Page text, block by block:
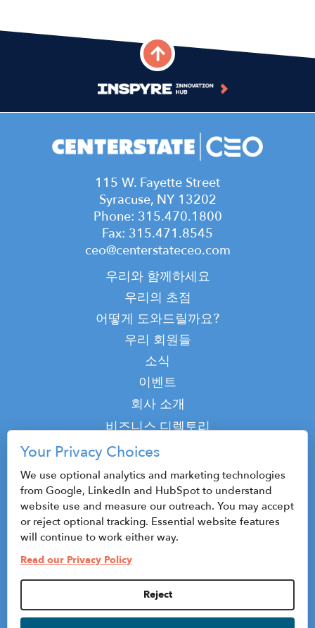
115 W. Fayette Street
Syracuse, NY 13202
Phone: 315.470.1800
Fax: 315.471.8545
ceo@centerstateceo.com
우리와 함께하세요
우리의 초점
어떻게 도와드릴까요?
우리 회원들
소식
이벤트
Top
회사 소개
비즈니스 디렉토리
팟캐스트
연락하다
© 2026 CenterState CEO
개인정보 보호정책 및 이용약관
Privacy Settings
Your Privacy Choices
We use optional analytics and marketing technologies
from Google, LinkedIn and HubSpot to understand
website use and measure our outreach. You may accept
or reject optional tracking. Essential website features
will continue to work either way.
Read our Privacy Policy
Reject